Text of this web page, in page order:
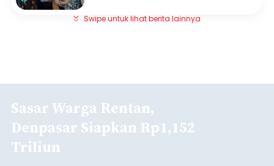
Swipe untuk lihat berita lainnya
Sasar Warga Rentan,
Denpasar Siapkan Rp1,152
Triliun